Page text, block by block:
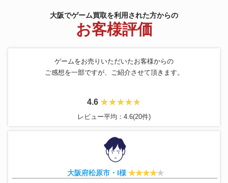
大阪でゲーム買取を利用された方からの
お客様評価
ゲームをお売りいただいたお客様からの
ご感想を一部ですが、ご紹介させて頂きます。
4.6
レビュー平均：4.6(20件)
大阪府松原市・I様